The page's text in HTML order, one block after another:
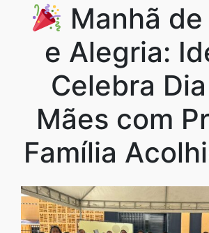
Manhã
e Alegria:
Celebra
Mães com
Família